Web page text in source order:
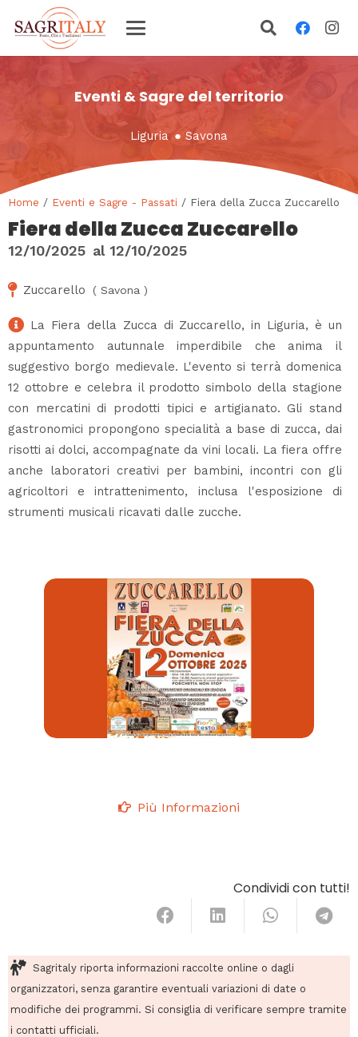
Eventi & Sagre del territorio
Liguria ●Savona
Home / Eventi e Sagre - Passati / Fiera della Zucca Zuccarello
Fiera della Zucca Zuccarello
12/10/2025 al 12/10/2025
Zuccarello ( Savona )
La Fiera della Zucca di Zuccarello, in Liguria, è un
appuntamento autunnale imperdibile che anima il
suggestivo borgo medievale. L'evento si terrà domenica
12 ottobre e celebra il prodotto simbolo della stagione
con mercatini di prodotti tipici e artigianato. Gli stand
gastronomici propongono specialità a base di zucca, dai
risotti ai dolci, accompagnate da vini locali. La fiera offre
anche laboratori creativi per bambini, incontri con gli
agricoltori e intrattenimento, inclusa l'esposizione di
strumenti musicali ricavati dalle zucche.
Più Informazioni
Condividi con tutti!
Sagritaly riporta informazioni raccolte online o dagli
organizzatori, senza garantire eventuali variazioni di date o
modifiche dei programmi. Si consiglia di verificare sempre tramite
i contatti ufficiali.